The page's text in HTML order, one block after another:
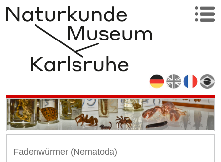
Fadenwürmer (Nematoda)